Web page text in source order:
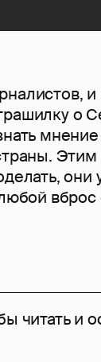
и
о
они
читать и